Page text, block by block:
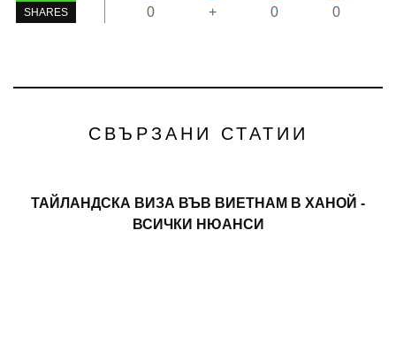
SHARES 0 + 0 0
СВЪРЗАНИ СТАТИИ
ТАЙЛАНДСКА ВИЗА ВЪВ ВИЕТНАМ В ХАНОЙ -
ВСИЧКИ НЮАНСИ